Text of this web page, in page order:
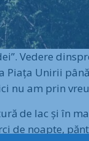
Vedere
Unirii
nu am prin
de lac și în
de noapte,